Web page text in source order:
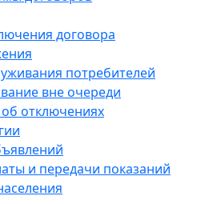
договора
потребителей
вне очереди
отключениях
и передачи показаний